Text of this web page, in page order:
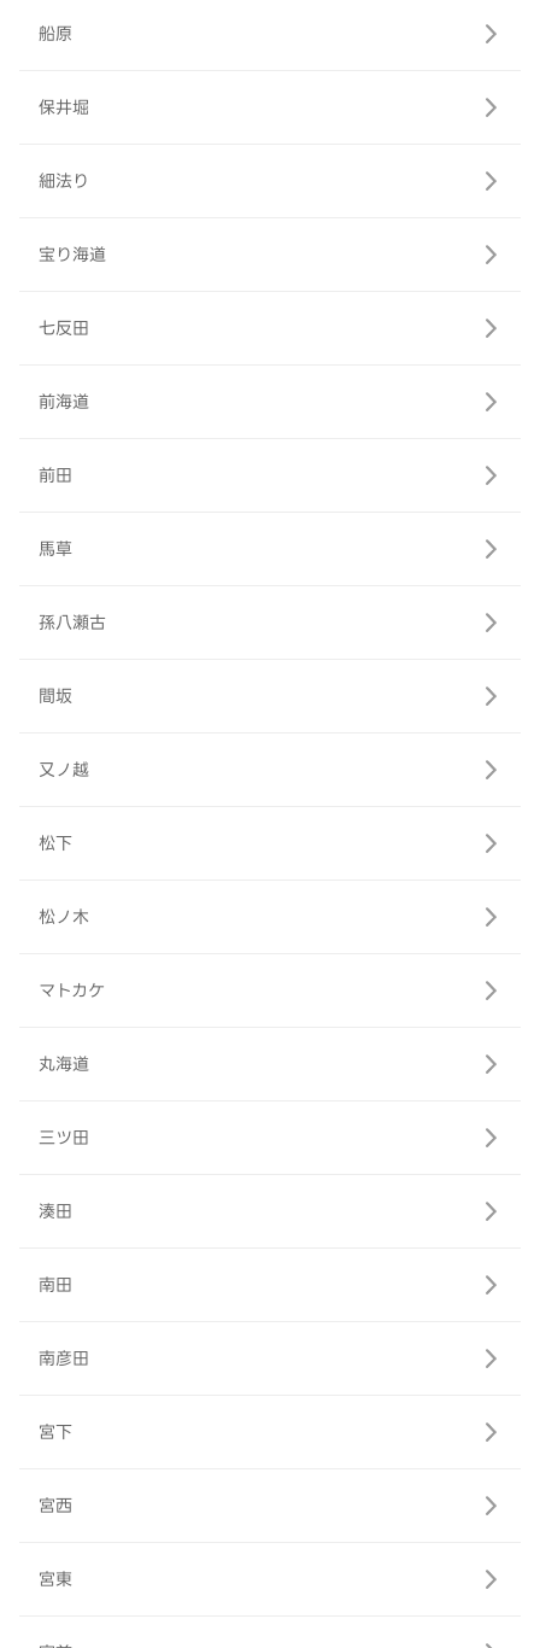
船原
保井堀
細法り
宝り海道
七反田
前海道
前田
馬草
孫八瀬古
間坂
又ノ越
松下
松ノ木
マトカケ
丸海道
三ツ田
湊田
南田
南彦田
宮下
宮西
宮東